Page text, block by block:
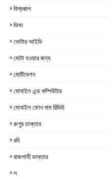
বিশ্বকাপ
ভিসা
ভোটার আইডি
মোটা হওয়ার জন্য
মোটিভেশন
মোবাইল এন্ড কম্পিউটার
মোবাইল ফোন দাম রিভিউ
রংপুর ডাক্তার
রবি
রাজশাহী ডাক্তার
ল